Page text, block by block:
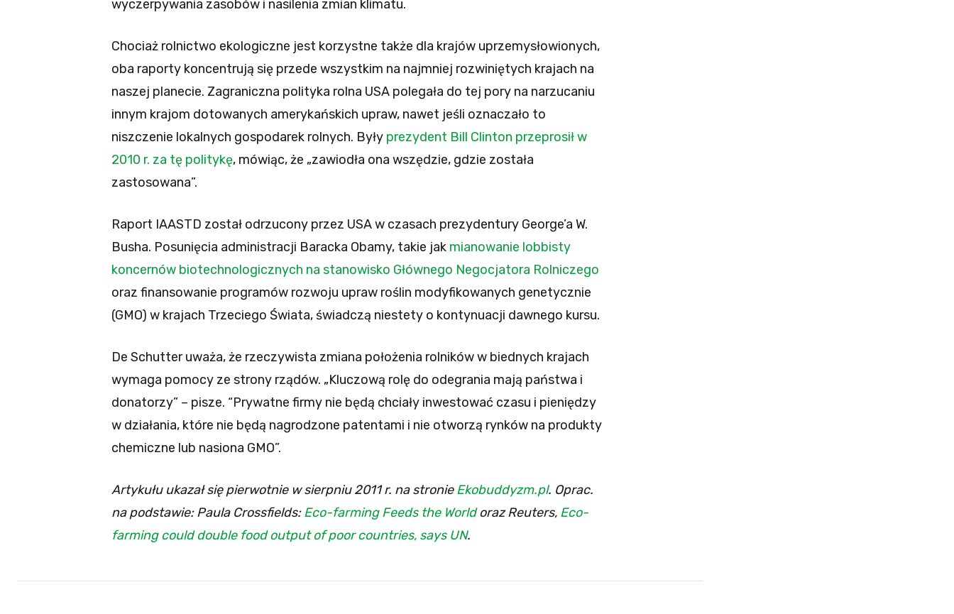
wyczerpywania zasobów i nasilenia zmian klimatu.
Chociaż rolnictwo ekologiczne jest korzystne także dla krajów uprzemysłowionych,
oba raporty koncentrują się przede wszystkim na najmniej rozwiniętych krajach na
naszej planecie. Zagraniczna polityka rolna USA polegała do tej pory na narzucaniu
innym krajom dotowanych amerykańskich upraw, nawet jeśli oznaczało to
niszczenie lokalnych gospodarek rolnych. Były prezydent Bill Clinton przeprosił w
2010 r. za tę politykę, mówiąc, że „zawiodła ona wszędzie, gdzie została
zastosowana”.
Raport IAASTD został odrzucony przez USA w czasach prezydentury George’a W.
Busha. Posunięcia administracji Baracka Obamy, takie jak mianowanie lobbisty
koncernów biotechnologicznych na stanowisko Głównego Negocjatora Rolniczego
oraz finansowanie programów rozwoju upraw roślin modyfikowanych genetycznie
(GMO) w krajach Trzeciego Świata, świadczą niestety o kontynuacji dawnego kursu.
De Schutter uważa, że rzeczywista zmiana położenia rolników w biednych krajach
wymaga pomocy ze strony rządów. „Kluczową rolę do odegrania mają państwa i
donatorzy” – pisze. “Prywatne firmy nie będą chciały inwestować czasu i pieniędzy
w działania, które nie będą nagrodzone patentami i nie otworzą rynków na produkty
chemiczne lub nasiona GMO”.
Artykułu ukazał się pierwotnie w sierpniu 2011 r. na stronieEkobuddyzm.pl. Oprac.
na podstawie: Paula Crossfields:Eco-farming Feeds the Worldoraz Reuters, Eco-
farming could double food output of poor countries, says UN.